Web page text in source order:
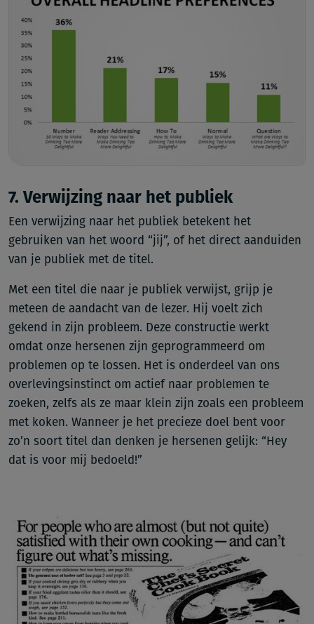
7. Verwijzing naar het publiek
Een verwijzing naar het publiek betekent het
gebruiken van het woord “jij”, of het direct aanduiden
van je publiek met de titel.
Met een titel die naar je publiek verwijst, grijp je
meteen de aandacht van de lezer. Hij voelt zich
gekend in zijn probleem. Deze constructie werkt
omdat onze hersenen zijn geprogrammeerd om
problemen op te lossen. Het is onderdeel van ons
overlevingsinstinct om actief naar problemen te
zoeken, zelfs als ze maar klein zijn zoals een probleem
met koken. Wanneer je het precieze doel bent voor
zo’n soort titel dan denken je hersenen gelijk: “Hey
dat is voor mij bedoeld!”